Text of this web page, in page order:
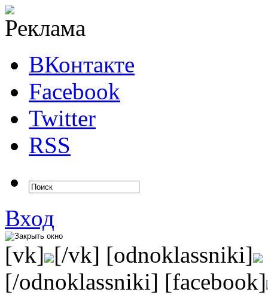
ВКонтакте
Facebook
Twitter
RSS
Вход
[vk] [/vk] [odnoklassniki]
[/odnoklassniki] [facebook]